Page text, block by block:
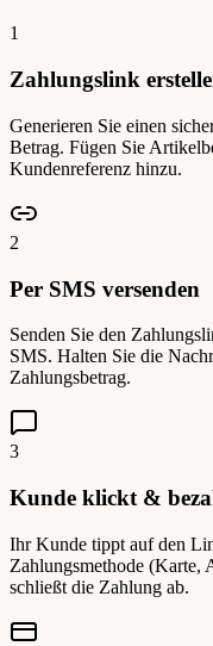
1
Zahlungslink
Generieren Sie einen
Betrag. Fügen Sie
Kundenreferenz hinzu.
2
Per SMS versenden
Senden Sie den
SMS. Halten Sie die
Zahlungsbetrag.
3
Kunde klickt &
Ihr Kunde tippt auf den
Zahlungsmethode (Karte,
schließt die Zahlung ab.